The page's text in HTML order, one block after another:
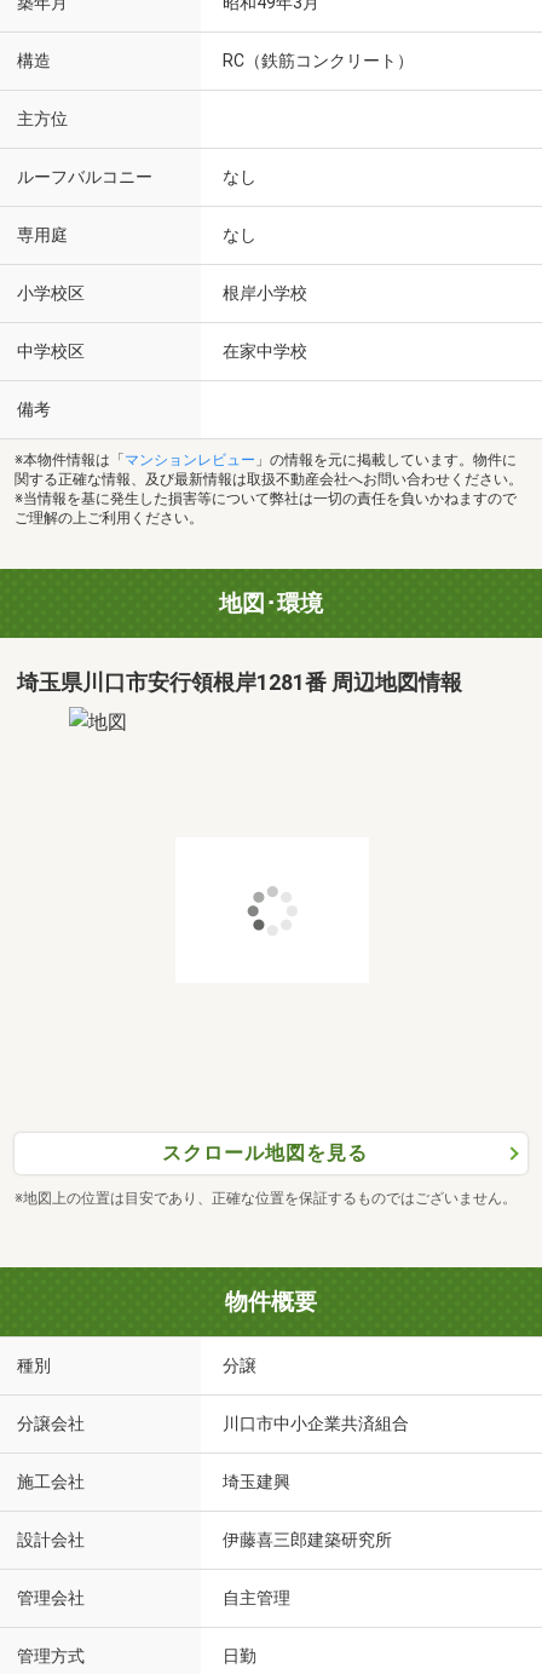
構造 RC（鉄筋コンクリート）
主方位
ルーフバルコニー なし
専用庭 なし
小学校区 根岸小学校
中学校区 在家中学校
備考
※本物件情報は「 マンションレビュー 」の情報を元に掲載しています。物件に
関する正確な情報、及び最新情報は取扱不動産会社へお問い合わせください。
※当情報を基に発生した損害等について弊社は一切の責任を負いかねますので
ご理解の上ご利用ください。
地図･環境
埼玉県川口市安行領根岸1281番 周辺地図情報
スクロール地図を見る
※地図上の位置は目安であり、正確な位置を保証するものではございません。
物件概要
種別 分譲
分譲会社 川口市中小企業共済組合
施工会社 埼玉建興
設計会社 伊藤喜三郎建築研究所
管理会社 自主管理
管理方式 日勤